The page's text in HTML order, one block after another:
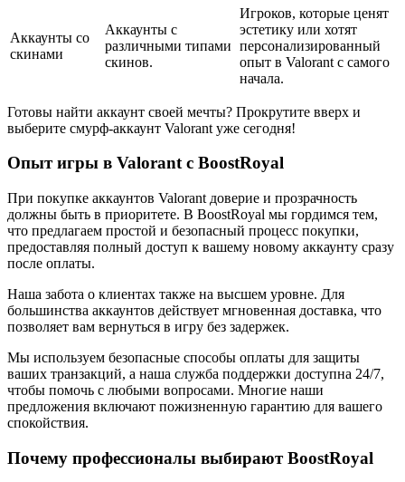
Аккаунты со
скинами
Аккаунты с
различными типами
скинов.
Игроков, которые ценят
эстетику или хотят
персонализированный
опыт в Valorant с самого
начала.
Готовы найти аккаунт своей мечты? Прокрутите вверх и
выберите смурф-аккаунт Valorant уже сегодня!
Опыт игры в Valorant с BoostRoyal
При покупке аккаунтов Valorant доверие и прозрачность
должны быть в приоритете. В BoostRoyal мы гордимся тем,
что предлагаем простой и безопасный процесс покупки,
предоставляя полный доступ к вашему новому аккаунту сразу
после оплаты.
Наша забота о клиентах также на высшем уровне. Для
большинства аккаунтов действует мгновенная доставка, что
позволяет вам вернуться в игру без задержек.
Мы используем безопасные способы оплаты для защиты
ваших транзакций, а наша служба поддержки доступна 24/7,
чтобы помочь с любыми вопросами. Многие наши
предложения включают пожизненную гарантию для вашего
спокойствия.
Почему профессионалы выбирают BoostRoyal